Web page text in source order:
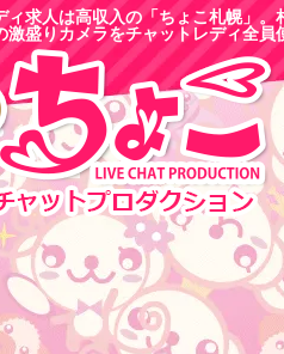
ィ求人は高収入の「ちょこ札幌」。
激盛りカメラをチャットレディ全員